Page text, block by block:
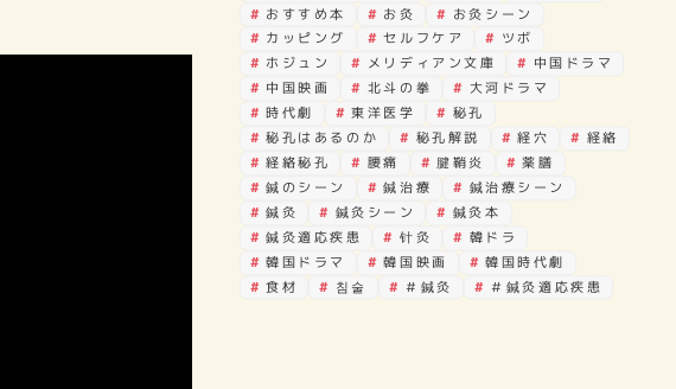
おすすめ本
お灸
お灸シーン
カッピング
セルフケア
ツボ
ホジュン
メリディアン文庫
中国ドラマ
中国映画
北斗の拳
大河ドラマ
時代劇
東洋医学
秘孔
秘孔はあるのか
秘孔解説 経穴
経絡
経絡秘孔
腰痛 腱鞘炎
薬膳
鍼のシーン
鍼治療
鍼治療シーン
鍼灸
鍼灸シーン
鍼灸本
鍼灸適応疾患
针灸
韓ドラ
韓国ドラマ
韓国映画
韓国時代劇
食材
침술 ＃鍼灸 ＃鍼灸適応疾患